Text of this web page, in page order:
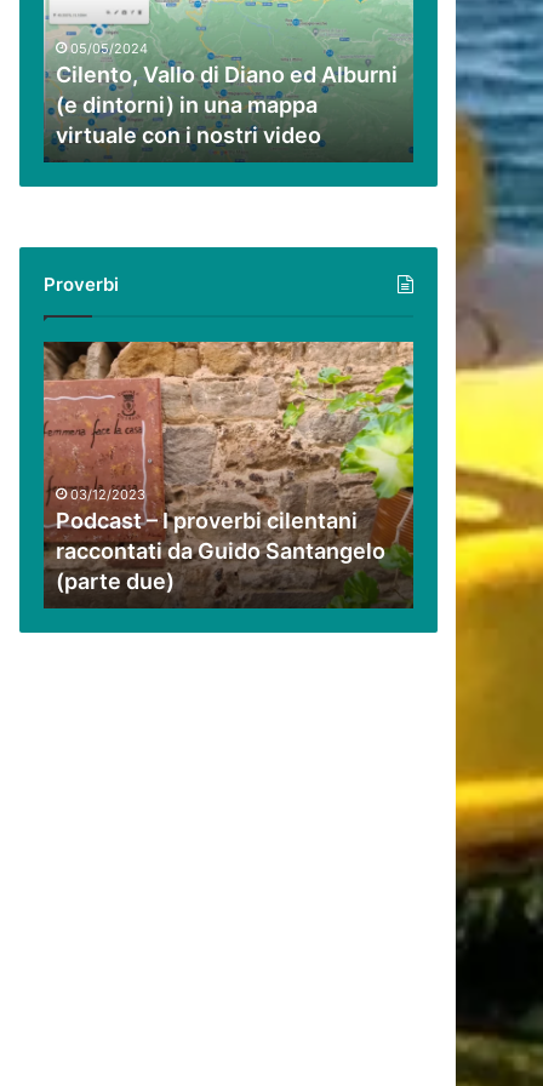
Alburni
(e
dintorni)
in
una
mappa
virtuale
video
05/05/2024
Cilento, Vallo di Diano ed Alburni
(e dintorni) in una mappa
virtuale con i nostri video
Proverbi
Podcast
–
I
proverbi
cilentani
raccontati
da
Guido
Santangelo
(parte
due)
03/12/2023
Podcast – I proverbi cilentani
raccontati da Guido Santangelo
(parte due)